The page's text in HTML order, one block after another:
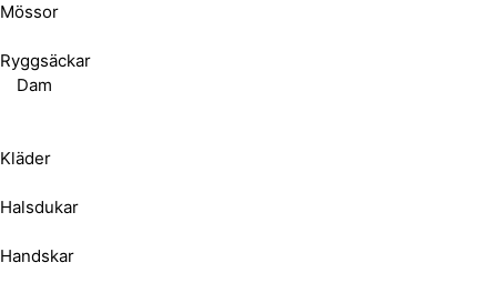
Mössor
Ryggsäckar
Dam
Kläder
Halsdukar
Handskar